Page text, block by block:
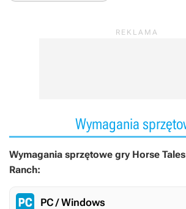
Wymagania
Wymagania sprzętowe gry Horse
Ranch:
PC / Windows